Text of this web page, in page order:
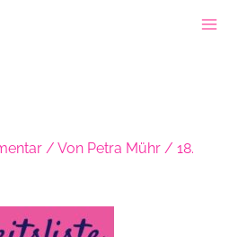
/ Von Petra Mühr / 18.